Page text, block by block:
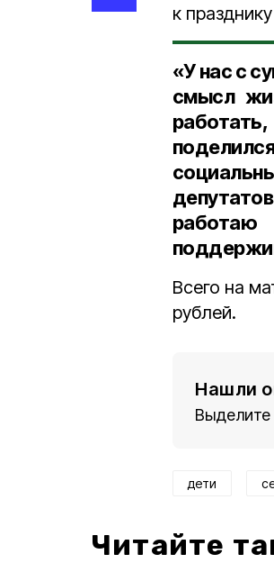
к
«У нас с
смысл
работаю
Всего на
рублей.
Нашли
дети
Читайте